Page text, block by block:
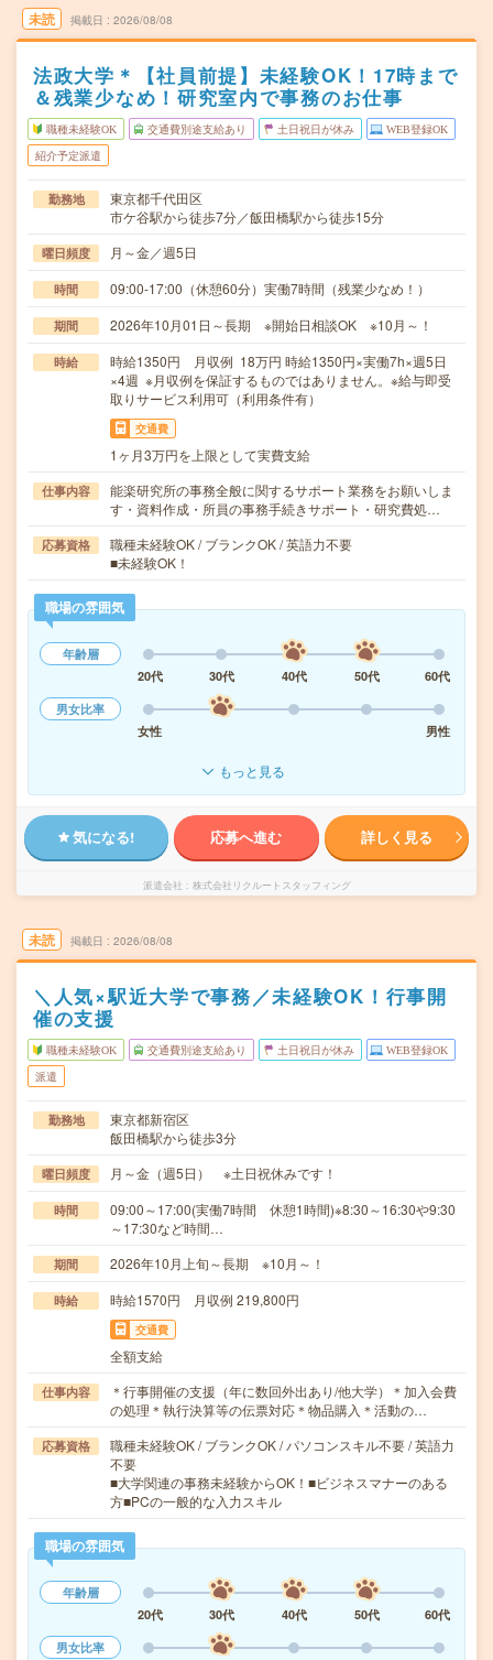
未読 掲載日 2026/08/08
法政大学＊【社員前提】未経験OK！17時まで
＆残業少なめ！研究室内で事務のお仕事
職種未経験OK 交通費別途支給あり 土日祝日が休み WEB登録OK
紹介予定派遣
勤務地
東京都千代田区
市ケ谷駅から徒歩7分／飯田橋駅から徒歩15分
曜日頻度 月～金／週5日
時間 09:00-17:00（休憩60分）実働7時間（残業少なめ！）
期間 2026年10月01日～長期 ※開始日相談OK ※10月～！
時給
時給1350円 月収例 18万円 時給1350円×実働7h×週5日
×4週 ※月収例を保証するものではありません。※給与即受
取りサービス利用可（利用条件有）
交通費
1ヶ月3万円を上限として実費支給
仕事内容
能楽研究所の事務全般に関するサポート業務をお願いしま
す・資料作成・所員の事務手続きサポート・研究費処…
応募資格
職種未経験OK / ブランクOK / 英語力不要
■未経験OK！
職場の雰囲気
年齢層
20代
30代 40代 50代
60代
男女比率
女性
男性
もっと見る
気になる! 応募へ進む 詳しく見る
派遣会社 株式会社リクルートスタッフィング
未読 掲載日 2026/08/08
＼人気×駅近大学で事務／未経験OK！行事開
催の支援
職種未経験OK 交通費別途支給あり 土日祝日が休み WEB登録OK
派遣
勤務地
東京都新宿区
飯田橋駅から徒歩3分
曜日頻度 月～金（週5日） ※土日祝休みです！
時間
09:00～17:00(実働7時間 休憩1時間)※8:30～16:30や9:30
～17:30など時間…
期間 2026年10月上旬～長期 ※10月～！
時給 時給1570円 月収例 219,800円
交通費
全額支給
仕事内容
＊行事開催の支援（年に数回外出あり/他大学）＊加入会費
の処理＊執行決算等の伝票対応＊物品購入＊活動の…
応募資格
職種未経験OK / ブランクOK / パソコンスキル不要 / 英語力
不要
■大学関連の事務未経験からOK！■ビジネスマナーのある
方■PCの一般的な入力スキル
職場の雰囲気
年齢層
20代
30代 40代 50代
60代
男女比率